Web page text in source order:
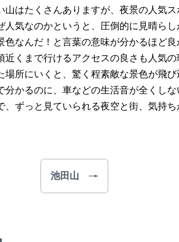
はたくさんありますが、夜景の人気ス
気なのかというと、圧倒的に見晴らし
色なんだ！と言葉の意味が分かるほど良
くまで行けるアクセスの良さも人気の
所にいくと、驚く程素敵な景色が飛び
かるのに、車などの生活音が全くしな
、ずっと見ていられる夜空と街、気持
池田山